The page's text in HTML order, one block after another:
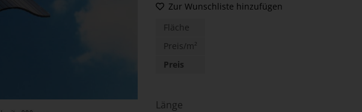
Zur Wunschliste hinzufügen
Fläche
Preis/m²
Preis
Länge